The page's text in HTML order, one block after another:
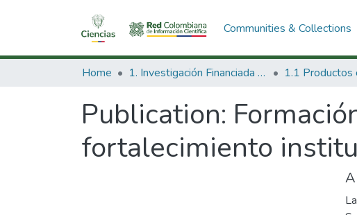
Communities & Collections
Home 1. Investigación Financiada con Recursos Públicos
Publication:
fortalecimiento